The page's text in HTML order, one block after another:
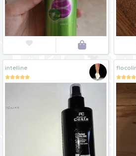
 
intelline